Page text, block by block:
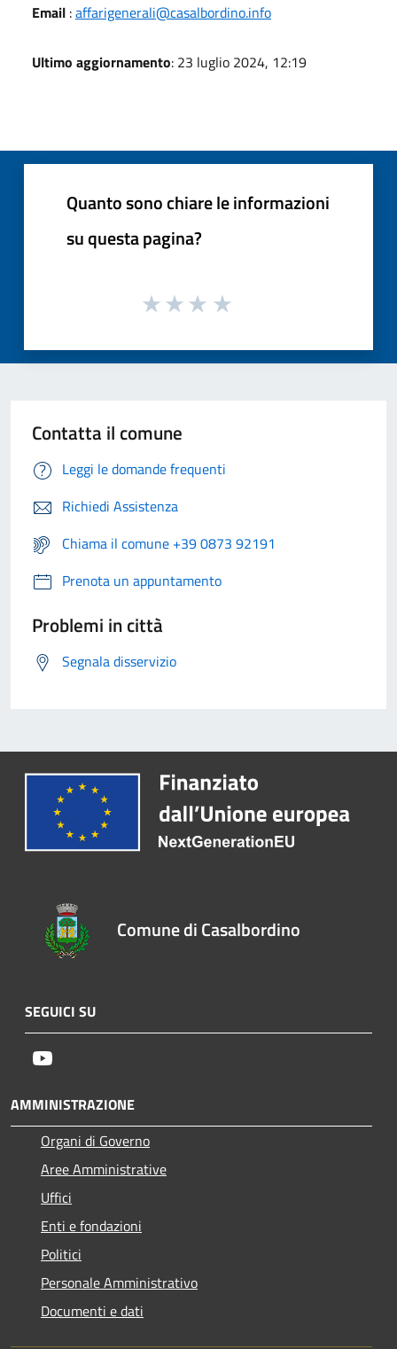
Email :affarigenerali@casalbordino.info
Ultimo aggiornamento: 23 luglio 2024, 12:19
Quanto sono chiare le informazioni
su questa pagina?
Contatta il comune
Leggi le domande frequenti
Richiedi Assistenza
Chiama il comune +39 0873 92191
Prenota un appuntamento
Problemi in città
Segnala disservizio
Comune di Casalbordino
SEGUICI SU
AMMINISTRAZIONE
Organi di Governo
Aree Amministrative
Uffici
Enti e fondazioni
Politici
Personale Amministrativo
Documenti e dati